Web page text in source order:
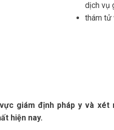
dịch vụ
thám tử
giám định pháp y và
hiện nay.